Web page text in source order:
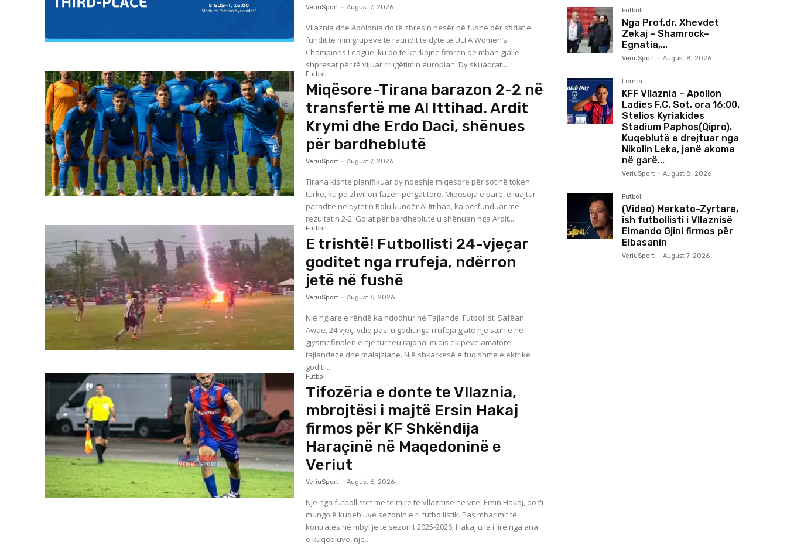
VeriuSport - August 7, 2026
Vllaznia dhe Apolonia do të zbresin nesër në fushë për sfidat e
fundit të minigrupeve të raundit të dytë të UEFA Women’s
Champions League, ku do të kërkojnë fitoren që mban gjallë
shpresat për të vijuar rrugëtimin europian. Dy skuadrat...
Futboll
Miqësore-Tirana barazon 2-2 në
transfertë me Al Ittihad. Ardit
Krymi dhe Erdo Daci, shënues
për bardheblutë
VeriuSport - August 7, 2026
Tirana kishte planifikuar dy ndeshje miqësore për sot në tokën
turke, ku po zhvillon fazën përgatitore. Miqësoja e parë, e luajtur
paradite në qytetin Bolu kundër Al Ittihad, ka përfunduar me
rezultatin 2-2. Golat për bardheblutë u shënuan nga Ardit...
Futboll
E trishtë! Futbollisti 24-vjeçar
goditet nga rrufeja, ndërron
jetë në fushë
VeriuSport - August 6, 2026
Një ngjare e rëndë ka ndodhur në Tajlandë. Futbollisti Safëan
Awae, 24 vjeç, vdiq pasi u godit nga rrufeja gjatë një stuhie në
gjysmëfinalen e një turneu rajonal midis ekipeve amatore
tajlandeze dhe malajziane. Një shkarkesë e fuqishme elektrike
goditi...
Futboll
Tifozëria e donte te Vllaznia,
mbrojtësi i majtë Ersin Hakaj
firmos për KF Shkëndija
Haraçinë në Maqedoninë e
Veriut
VeriuSport - August 6, 2026
Një nga futbollistët më të mirë të Vllaznisë në vite, Ersin Hakaj, do t’i
mungojë kuqebluve sezonin e ri futbollistik. Pas mbarimit të
kontratës në mbyllje të sezonit 2025-2026, Hakaj u la i lirë nga ana
e kuqebluve, një...
Futboll
Nga Prof.dr. Xhevdet
Zekaj – Shamrock–
Egnatia,...
VeriuSport - August 8, 2026
Femra
KFF Vllaznia – Apollon
Ladies F.C. Sot, ora 16:00.
Stelios Kyriakides
Stadium Paphos(Qipro).
Kuqeblutë e drejtuar nga
Nikolin Leka, janë akoma
në garë...
VeriuSport - August 8, 2026
Futboll
(Video) Merkato-Zyrtare,
ish futbollisti i Vllaznisë
Elmando Gjini firmos për
Elbasanin
VeriuSport - August 7, 2026